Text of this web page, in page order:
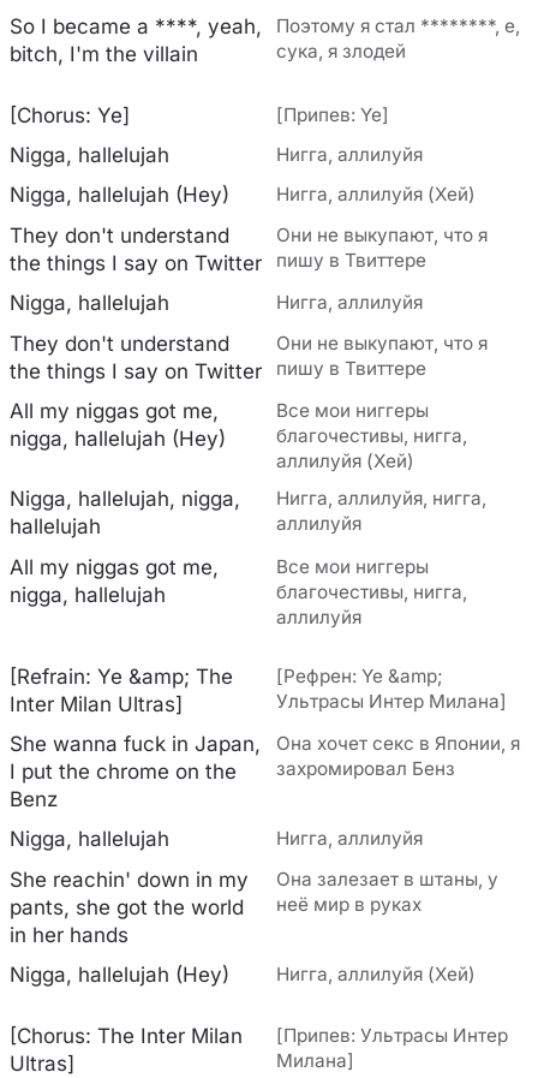
So I became a ****, yeah,
bitch, I'm the villain
Поэтому я стал ********, е,
сука, я злодей
[Chorus: Ye] [Припев: Ye]
Nigga, hallelujah Нигга, аллилуйя
Nigga, hallelujah (Hey) Нигга, аллилуйя (Хей)
They don't understand
the things I say on Twitter
Они не выкупают, что я
пишу в Твиттере
Nigga, hallelujah Нигга, аллилуйя
They don't understand
the things I say on Twitter
Они не выкупают, что я
пишу в Твиттере
All my niggas got me,
nigga, hallelujah (Hey)
Все мои ниггеры
благочестивы, нигга,
аллилуйя (Хей)
Nigga, hallelujah, nigga,
hallelujah
Нигга, аллилуйя, нигга,
аллилуйя
All my niggas got me,
nigga, hallelujah
Все мои ниггеры
благочестивы, нигга,
аллилуйя
[Refrain: Ye &amp; The
Inter Milan Ultras]
[Рефрен: Ye &amp;
Ультрасы Интер Милана]
She wanna fuck in Japan,
I put the chrome on the
Benz
Она хочет секс в Японии, я
захромировал Бенз
Nigga, hallelujah Нигга, аллилуйя
She reachin' down in my
pants, she got the world
in her hands
Она залезает в штаны, у
неё мир в руках
Nigga, hallelujah (Hey) Нигга, аллилуйя (Хей)
[Chorus: The Inter Milan
Ultras]
[Припев: Ультрасы Интер
Милана]